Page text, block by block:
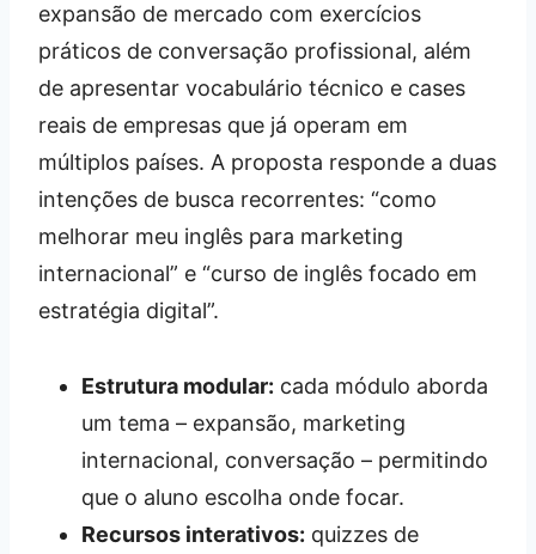
expansão de mercado com exercícios
práticos de conversação profissional, além
de apresentar vocabulário técnico e cases
reais de empresas que já operam em
múltiplos países. A proposta responde a duas
intenções de busca recorrentes: “como
melhorar meu inglês para marketing
internacional” e “curso de inglês focado em
estratégia digital”.
Estrutura modular: cada módulo aborda
um tema – expansão, marketing
internacional, conversação – permitindo
que o aluno escolha onde focar.
Recursos interativos: quizzes de